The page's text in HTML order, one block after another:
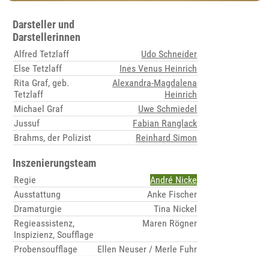
Darsteller und
Darstellerinnen
Alfred Tetzlaff
Udo Schneider
Else Tetzlaff
Ines Venus Heinrich
Rita Graf, geb.
Tetzlaff
Alexandra-Magdalena
Heinrich
Michael Graf
Uwe Schmiedel
Jussuf
Fabian Ranglack
Brahms, der Polizist
Reinhard Simon
Inszenierungsteam
Regie
André Nicke
Ausstattung
Anke Fischer
Dramaturgie
Tina Nickel
Regieassistenz,
Inspizienz, Soufflage
Maren Rögner
Probensoufflage Ellen Neuser / Merle Fuhr